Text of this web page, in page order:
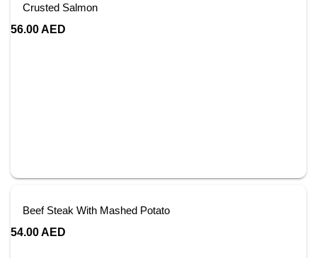
Crusted Salmon
56.00AED
Beef Steak With Mashed Potato
54.00AED